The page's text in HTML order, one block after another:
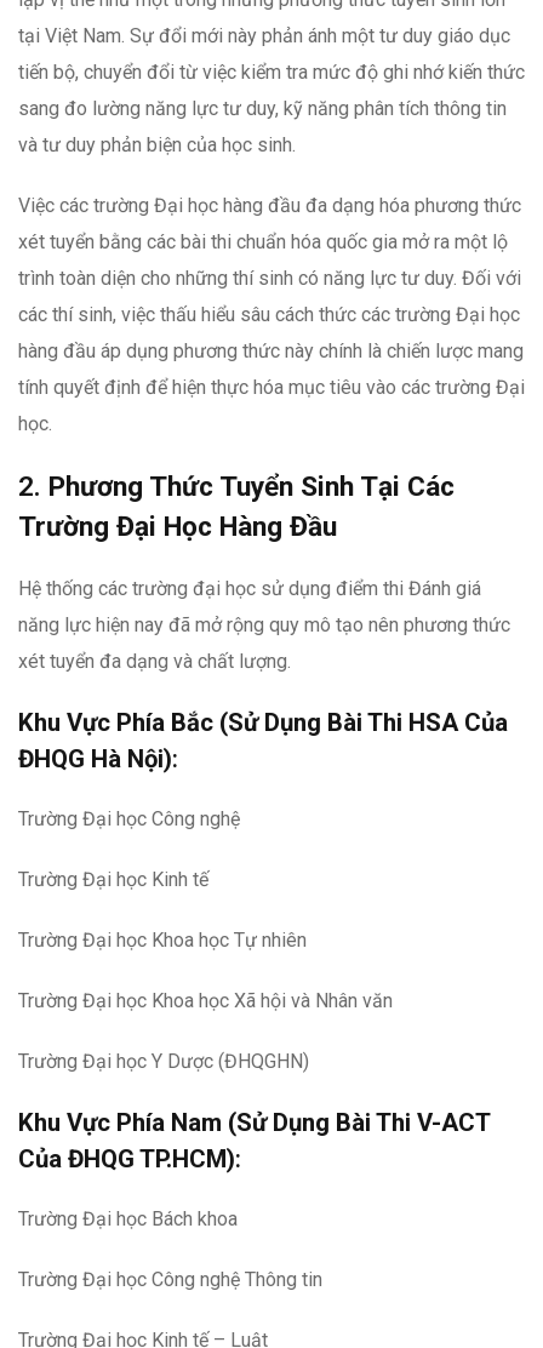
tại Việt Nam. Sự đổi mới này phản ánh một tư duy giáo dục
tiến bộ, chuyển đổi từ việc kiểm tra mức độ ghi nhớ kiến thức
sang đo lường năng lực tư duy, kỹ năng phân tích thông tin
và tư duy phản biện của học sinh.
Việc các trường Đại học hàng đầu đa dạng hóa phương thức
xét tuyển bằng các bài thi chuẩn hóa quốc gia mở ra một lộ
trình toàn diện cho những thí sinh có năng lực tư duy. Đối với
các thí sinh, việc thấu hiểu sâu cách thức các trường Đại học
hàng đầu áp dụng phương thức này chính là chiến lược mang
tính quyết định để hiện thực hóa mục tiêu vào các trường Đại
học.
2. Phương Thức Tuyển Sinh Tại Các
Trường Đại Học Hàng Đầu
Hệ thống các trường đại học sử dụng điểm thi Đánh giá
năng lực hiện nay đã mở rộng quy mô tạo nên phương thức
xét tuyển đa dạng và chất lượng.
Khu Vực Phía Bắc (Sử Dụng Bài Thi HSA Của
ĐHQG Hà Nội):
Trường Đại học Công nghệ
Trường Đại học Kinh tế
Trường Đại học Khoa học Tự nhiên
Trường Đại học Khoa học Xã hội và Nhân văn
Trường Đại học Y Dược (ĐHQGHN)
Khu Vực Phía Nam (Sử Dụng Bài Thi V-ACT
Của ĐHQG TP.HCM):
Trường Đại học Bách khoa
Trường Đại học Công nghệ Thông tin
Trường Đại học Kinh tế – Luật